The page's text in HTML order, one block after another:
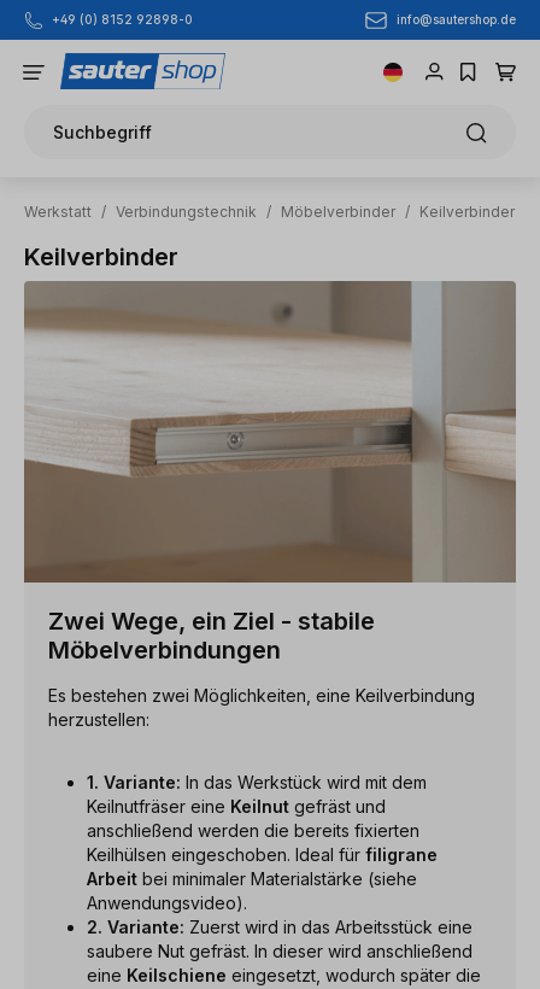
Zum Hauptinhalt springen
+49 (0) 8152 92898-0 info@sautershop.de
Suchbegriff
Werkstatt / Verbindungstechnik / Möbelverbinder / Keilverbinder
Keilverbinder
Zwei Wege, ein Ziel - stabile
Möbelverbindungen
Es bestehen zwei Möglichkeiten, eine Keilverbindung
herzustellen:
1. Variante: In das Werkstück wird mit dem
Keilnutfräser eine Keilnut gefräst und
anschließend werden die bereits fixierten
Keilhülsen eingeschoben. Ideal für filigrane
Arbeit bei minimaler Materialstärke (siehe
Anwendungsvideo).
2. Variante: Zuerst wird in das Arbeitsstück eine
saubere Nut gefräst. In dieser wird anschließend
eine Keilschiene eingesetzt, wodurch später die